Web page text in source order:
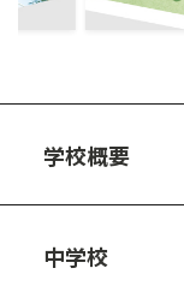
学校概要
中学校